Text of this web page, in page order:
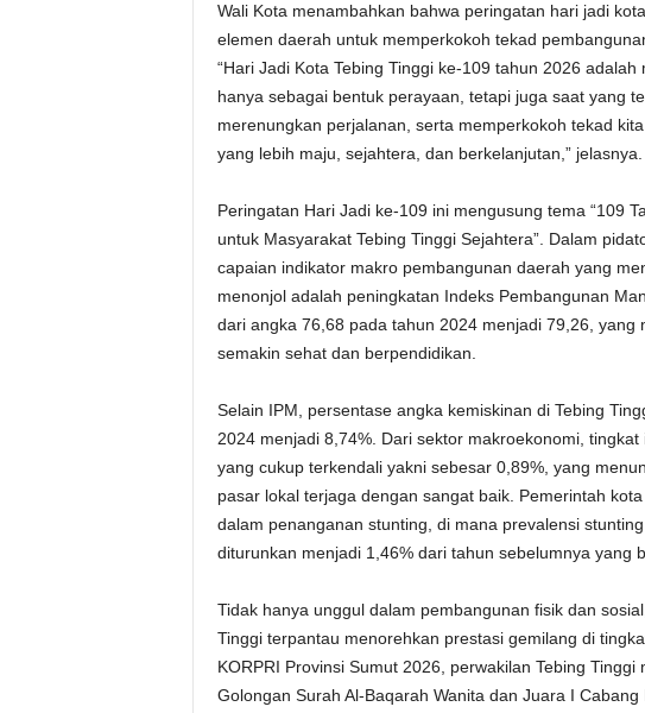
Wali Kota menambahkan bahwa peringatan hari jadi
elemen daerah untuk memperkokoh tekad
“Hari Jadi Kota Tebing Tinggi ke-109 tahun 2026
hanya sebagai bentuk perayaan, tetapi juga saat yang
merenungkan perjalanan, serta memperkokoh tekad
yang lebih maju, sejahtera, dan berkelanjutan,” jelasnya.
Peringatan Hari Jadi ke-109 ini mengusung tema “109
untuk Masyarakat Tebing Tinggi Sejahtera”. Dalam
capaian indikator makro pembangunan daerah yang
menonjol adalah peningkatan Indeks Pembangunan
dari angka 76,68 pada tahun 2024 menjadi 79,26,
semakin sehat dan berpendidikan.
Selain IPM, persentase angka kemiskinan di Tebing
2024 menjadi 8,74%. Dari sektor makroekonomi,
yang cukup terkendali yakni sebesar 0,89%, yang
pasar lokal terjaga dengan sangat baik. Pemerintah
dalam penanganan stunting, di mana prevalensi
diturunkan menjadi 1,46% dari tahun sebelumnya yang
Tidak hanya unggul dalam pembangunan fisik dan
Tinggi terpantau menorehkan prestasi gemilang di
KORPRI Provinsi Sumut 2026, perwakilan Tebing
Golongan Surah Al-Baqarah Wanita dan Juara I Cabang